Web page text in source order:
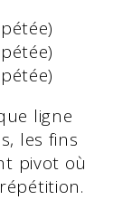
ligne
les fins
pivot où